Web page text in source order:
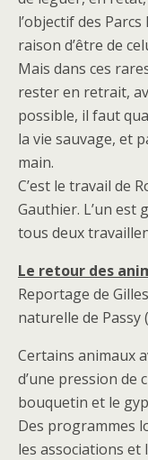
l’objectif des
raison d’être de
Mais dans ces
rester en retrait,
possible, il faut
la vie sauvage, et
main.
C’est le travail de
Gauthier. L’un est
tous deux
Le retour des
Reportage de
naturelle de Passy
Certains animaux
d’une pression de
bouquetin et le
Des programmes
les associations et